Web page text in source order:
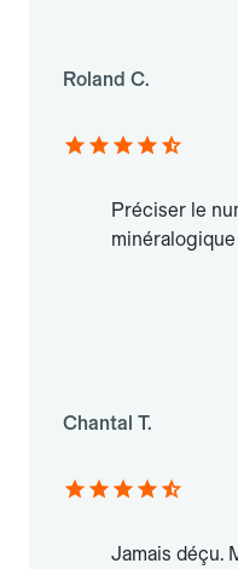
Roland C.
Préciser le
Chantal T.
Jamais déçu.